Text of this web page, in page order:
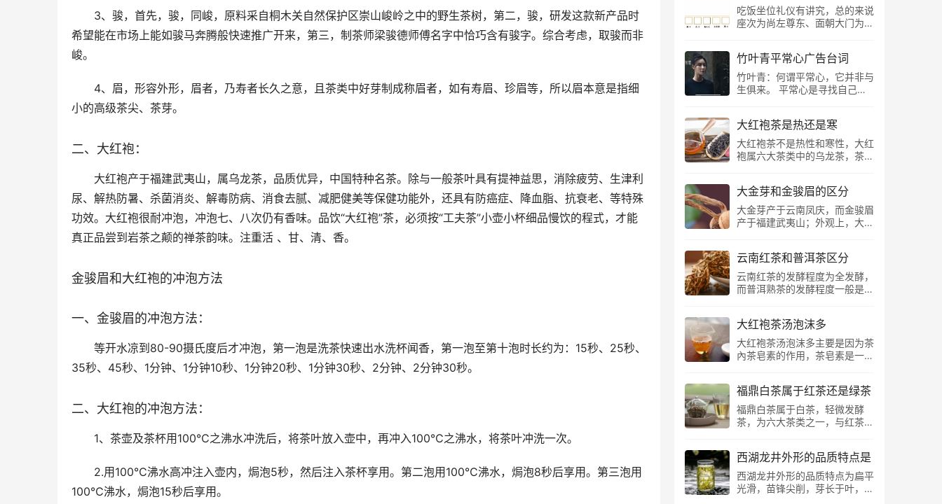
3、骏，首先，骏，同峻，原料采自桐木关自然保护区崇山峻岭之中的野生茶树，第二，骏，研发这款新产品时
希望能在市场上能如骏马奔腾般快速推广开来，第三，制茶师梁骏德师傅名字中恰巧含有骏字。综合考虑，取骏而非
峻。
4、眉，形容外形，眉者，乃寿者长久之意，且茶类中好芽制成称眉者，如有寿眉、珍眉等，所以眉本意是指细
小的高级茶尖、茶芽。
二、大红袍：
大红袍产于福建武夷山，属乌龙茶，品质优异，中国特种名茶。除与一般茶叶具有提神益思，消除疲劳、生津利
尿、解热防暑、杀菌消炎、解毒防病、消食去腻、减肥健美等保健功能外，还具有防癌症、降血脂、抗衰老、等特殊
功效。大红袍很耐冲泡，冲泡七、八次仍有香味。品饮“大红袍”茶，必须按“工夫茶”小壶小杯细品慢饮的程式，才能
真正品尝到岩茶之颠的禅茶韵味。注重活 、甘、清、香。
金骏眉和大红袍的冲泡方法
一、金骏眉的冲泡方法：
等开水凉到80-90摄氏度后才冲泡，第一泡是洗茶快速出水洗杯闻香，第一泡至第十泡时长约为：15秒、25秒、
35秒、45秒、1分钟、1分钟10秒、1分钟20秒、1分钟30秒、2分钟、2分钟30秒。
二、大红袍的冲泡方法：
1、茶壶及茶杯用100℃之沸水冲洗后，将茶叶放入壶中，再冲入100℃之沸水，将茶叶冲洗一次。
2.用100℃沸水高冲注入壶内，焗泡5秒，然后注入茶杯享用。第二泡用100℃沸水，焗泡8秒后享用。第三泡用
100℃沸水，焗泡15秒后享用。
吃饭坐位礼仪有讲究，总的来说
座次为尚左尊东、面朝大门为
客的距离来看，越靠主客位置越
尊，相同距离则左侧尊于右侧。
若为八仙桌，如有正对大门的座
位，则正对大门一侧右位为主
一侧右席为首席。 吃饭坐位礼
仪常识 1.坐次 总的来讲，座次
是“尚左尊东”、“面朝大门为
尊”。若是圆桌，则正对大门的
则以离主客的距离来看，越靠近
主客位置越尊，相同距离则左侧
尊于右侧。 若为八仙桌，如果
有正对大门的座位，则正对大门
大...
竹叶青平常心广告台词
竹叶青：何谓平常心，它并非与
生俱来。 平常心是寻找自己与
化，是中国文化的一部分，沉淀
了种种内涵，呈现的是返璞归真
的平常心境界；饮茶的感受则是
在忙碌的生活中，辟出一方自己
常心的价值观，也帮助人们在浮
躁的社会中，保留一份纯真。
在画面演绎上，通过场景的自然
承接，融合竹叶青茶的产品特性
而这些正构成了竹叶青品牌所具
有的高度文化价值，正可谓：非
常事，平常心。 ...
大红袍茶是热还是寒
大红袍茶不是热性和寒性，大红
袍属六大茶类中的乌龙茶，茶性
坑、牛栏坑、大坑口、流香涧、
悟源涧等地，同时大红袍亦具有
显著的岩骨花香、柔顺、甘甜、
细腻特点。 从狭义上来说，大
树大红袍。当年送给尼克松的
茶，就是出自这六棵母树之上。
六棵茶树的产量，大家可想而
知。 据现代科学的“滴血验亲”，
丹、北斗、雀舌。但母树大红袍
早已停止了采摘，我们现在能喝
到的大红袍，是由武夷名丛无性
繁殖的推广而来。 1994年，大
正...
大金芽和金骏眉的区分
大金芽产于云南凤庆，而金骏眉
产于福建武夷山；外观上，大金
黄黑三色相间；汤色上，大金芽
呈红黄色，而金骏眉呈金黄色；
口感上，滇红呈麦芽糖香，滋味
浓醇，而金骏眉为蜜香，花香，
眉有什么区别 大金芽（红茶）
产地：主产于云南勐海、凤庆等
地 原料：云南大叶种芽头 滇红
是红茶中的一大类，是工夫红茶
据原料及做形又分为金螺、松
针、金芽、古红四类，四者各具
特色，各有千秋。 其中大金
芽：分直芽与半弯两种外形，是
显露，茶芽肥硕，笔直如...
云南红茶和普洱茶区分
云南红茶的发酵程度为全发酵，
而普洱熟茶的发酵程度一般是五
茶口感醇厚，独具陈香且醇浓细
滑，饱满丰润；云南红多以散茶
的形式存在，而普洱熟茶则有散
茶、沱茶、砖茶、饼茶等多种形
工艺 一般来说，对于滇红茶来
说，工艺是造成红茶和熟茶区别
的最关键因素，从原料上来说，
大叶种茶可以做成普洱茶也可以
的关键就在于工艺。熟茶的制作
工艺是：鲜叶—萎凋—杀青—揉
捻—晒青—渥堆发酵—干燥—分
筛—挑拣—蒸压成形。 滇红茶
大红袍茶汤泡沫多
大红袍茶汤泡沫多主要是因为茶
內茶皂素的作用，茶皂素是一类
PH值5.6~5.7之间呈微酸性，
具有很强的起泡力，而冲泡大红
袍时，茶內的茶皂素物质大量析
出，从而造成泡沫多的正常现
山茶科植物中含有的一类天然糖
苷化合物，是一类齐墩果烷型五
环三萜皂苷的混合物，基本结构
由皂苷元、糖体、有机酸三部分
福鼎白茶属于红茶还是绿茶
福鼎白茶属于白茶，轻微发酵
茶，为六大茶类之一，与红茶、
镇、太姥山镇等地，其茶工艺简
单，只经过萎凋、干燥工艺制
成，具有“越陈越香”的特征，而
根据采摘嫩度的不同，福鼎白茶
西湖龙井外形的品质特点是
西湖龙井外形的品质特点为扁平
光滑，苗锋尖削，芽长于叶，色